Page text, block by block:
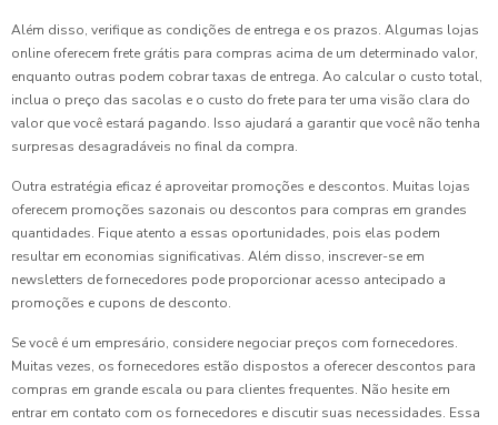
Além disso, verifique as condições de entrega e os prazos. Algumas lojas
online oferecem frete grátis para compras acima de um determinado valor,
enquanto outras podem cobrar taxas de entrega. Ao calcular o custo total,
inclua o preço das sacolas e o custo do frete para ter uma visão clara do
valor que você estará pagando. Isso ajudará a garantir que você não tenha
surpresas desagradáveis no final da compra.
Outra estratégia eficaz é aproveitar promoções e descontos. Muitas lojas
oferecem promoções sazonais ou descontos para compras em grandes
quantidades. Fique atento a essas oportunidades, pois elas podem
resultar em economias significativas. Além disso, inscrever-se em
newsletters de fornecedores pode proporcionar acesso antecipado a
promoções e cupons de desconto.
Se você é um empresário, considere negociar preços com fornecedores.
Muitas vezes, os fornecedores estão dispostos a oferecer descontos para
compras em grande escala ou para clientes frequentes. Não hesite em
entrar em contato com os fornecedores e discutir suas necessidades. Essa